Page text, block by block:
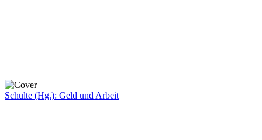
Schulte (Hg.): Geld und Arbeit